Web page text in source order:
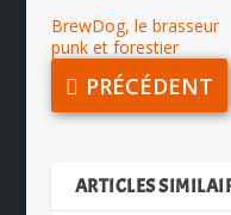
BrewDog, le brasseur
punk et forestier
PRÉCÉDENT
ARTICLES